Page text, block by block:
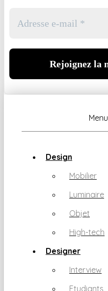
Menu
Design
Mobilier
Luminaire
Objet
High-tech
Designer
Interview
Etudiants